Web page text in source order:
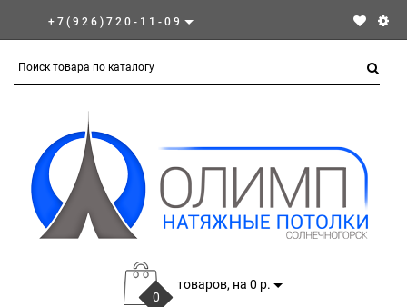
+7(926)720-11-09
0
товаров, на 0 р.